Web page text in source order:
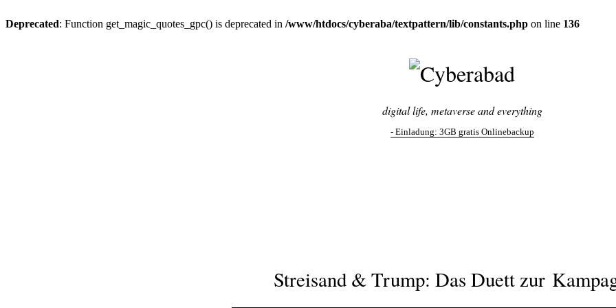
Deprecated: Function get_magic_quotes_gpc() is deprecated in /www/htdocs/cyberaba/textpattern/lib/constants.php on line 136
digital life, metaverse and everything
- Einladung: 3GB gratis Onlinebackup
Streisand & Trump: Das Duett zur